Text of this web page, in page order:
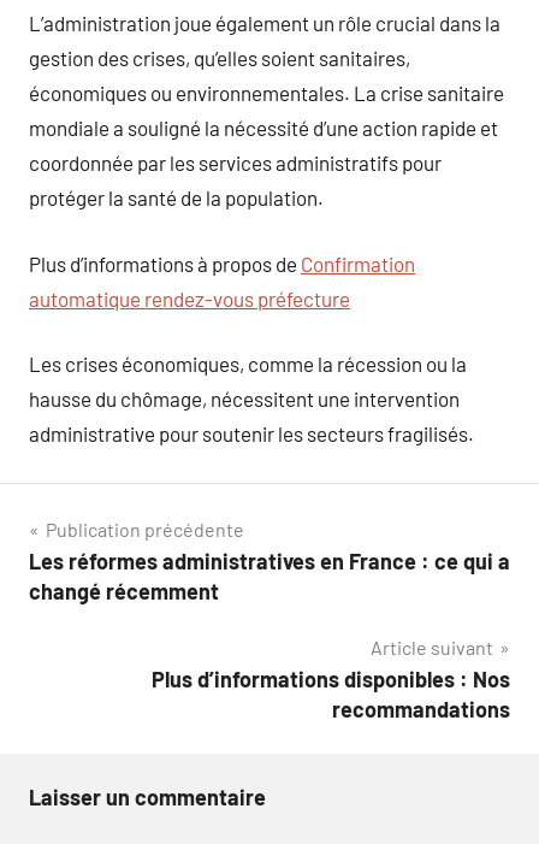
L’administration joue également un rôle crucial dans la
gestion des crises, qu’elles soient sanitaires,
économiques ou environnementales. La crise sanitaire
mondiale a souligné la nécessité d’une action rapide et
coordonnée par les services administratifs pour
protéger la santé de la population.
Plus d’informations à propos de Confirmation
automatique rendez-vous préfecture
Les crises économiques, comme la récession ou la
hausse du chômage, nécessitent une intervention
administrative pour soutenir les secteurs fragilisés.
Navigation
de
Publication précédente
Les réformes administratives en France : ce qui a
changé récemment
Article suivant
Plus d’informations disponibles : Nos
recommandations
Laisser un commentaire